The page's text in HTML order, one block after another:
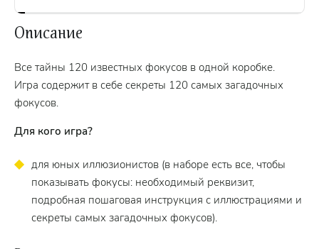
Описание
Все тайны 120 известных фокусов в одной коробке.
Игра содержит в себе секреты 120 самых загадочных
фокусов.
Для кого игра?
для юных иллюзионистов (в наборе есть все, чтобы
показывать фокусы: необходимый реквизит,
подробная пошаговая инструкция с иллюстрациями и
секреты самых загадочных фокусов).